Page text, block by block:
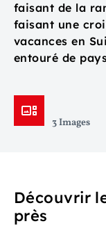
faisant de la
faisant une
vacances en
entouré de
3 Images
Découvrir
près